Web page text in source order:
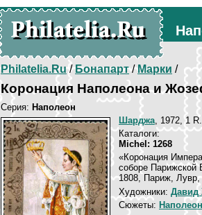
Philatelia.Ru/Бонапарт/Марки /
Коронация Наполеона и
Серия: Наполеон
Шарджа, 1972, 1
Каталоги:
Michel: 1268
«Коронация
соборе Парижской
1808, Париж, Лувр,
Художники: Давид
Сюжеты: